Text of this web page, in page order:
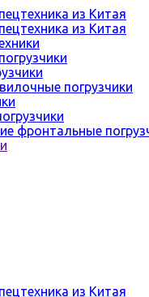
погрузчики
фронтальные